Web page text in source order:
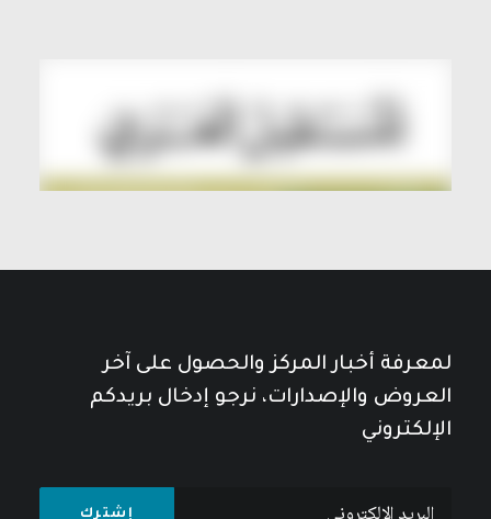
لمعرفة أخبار المركز والحصول على آخر
العروض والإصدارات، نرجو إدخال بريدكم
الإلكتروني